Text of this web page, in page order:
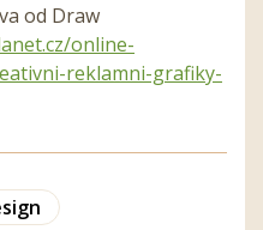
od Draw
online-
reklamni-grafiky-